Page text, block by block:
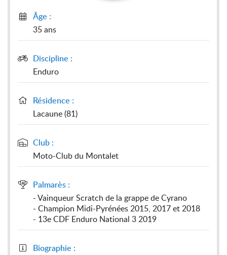

Âge :
35 ans

Discipline :
Enduro

Résidence :
Lacaune (81)

Club :
Moto-Club du Montalet

Palmarès :
- Vainqueur Scratch de la grappe de Cyrano
- Champion Midi-Pyrénées 2015, 2017 et 2018
- 13e CDF Enduro National 3 2019

Biographie :